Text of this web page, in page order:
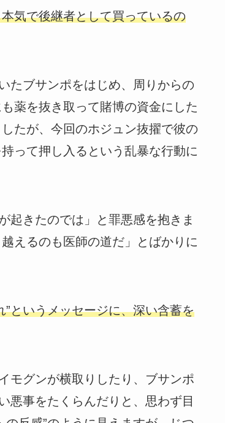
気で後継者として買っているの
たブサンポをはじめ、周りからの
薬を抜き取って賭博の資金にした
たが、今回のホジュン抜擢で彼の
って押し入るという乱暴な行動に
起きたのでは」と罪悪感を抱きま
えるのも医師の道だ」とばかりに
というメッセージに、深い含蓄を
モグンが横取りしたり、ブサンポ
悪事をたくらんだりと、思わず目